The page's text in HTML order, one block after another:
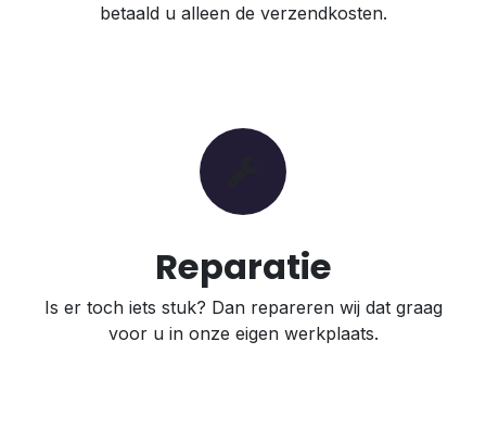
betaald u alleen de verzendkosten.
Reparatie
Is er toch iets stuk? Dan repareren wij dat graag
voor u in onze eigen werkplaats.